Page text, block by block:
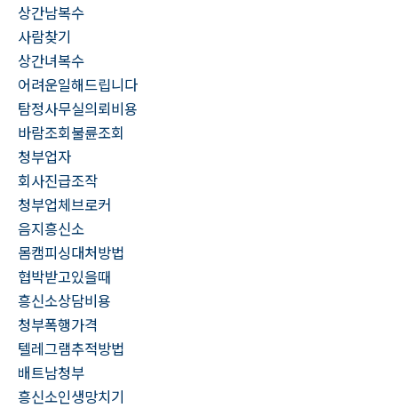
상간남복수
사람찾기
상간녀복수
어려운일해드립니다
탐정사무실의뢰비용
바람조회불륜조회
청부업자
회사진급조작
청부업체브로커
음지흥신소
몸캠피싱대처방법
협박받고있을때
흥신소상담비용
청부폭행가격
텔레그램추적방법
배트남청부
흥신소인생망치기